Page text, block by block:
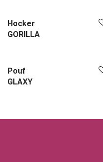
Hocker
GORILLA
Pouf
GLAXY